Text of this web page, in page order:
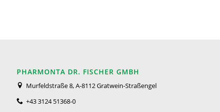
PHARMONTA DR. FISCHER GMBH
Murfeldstraße 8, A-8112 Gratwein-Straßengel
+43 3124 51368-0